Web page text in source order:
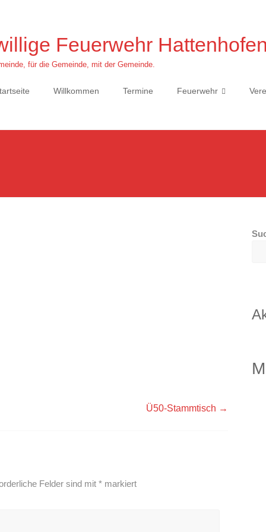
Feuerwehr
für die Gemeinde, mit der Gemeinde.
Willkommen Termine Feuerwehr
Ü50-Stammtisch →
Felder sind mit * markiert